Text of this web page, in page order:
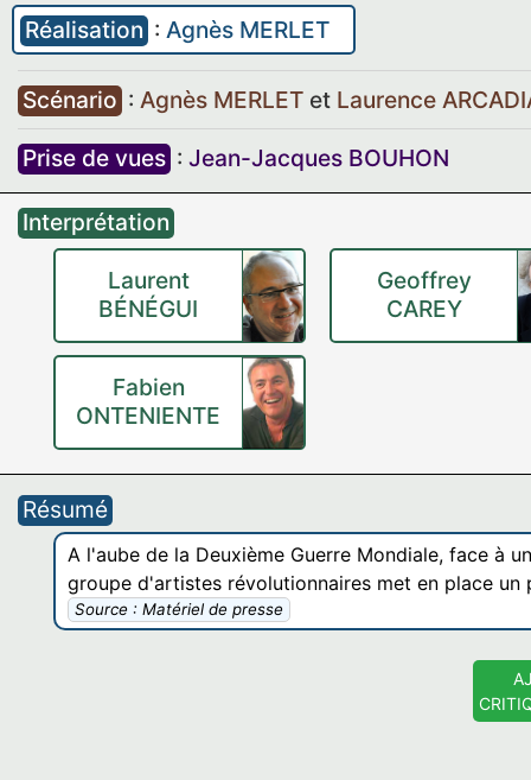
Réalisation : Agnès MERLET
Scénario : Agnès MERLET et Laurence
Prise de vues : Jean-Jacques BOUHON
Interprétation
Laurent
BÉNÉGUI
Geoffrey
CAREY
Fabien
ONTENIENTE
Résumé
A l'aube de la Deuxième Guerre Mondiale, face à
groupe d'artistes révolutionnaires met en place un
Source : Matériel de presse